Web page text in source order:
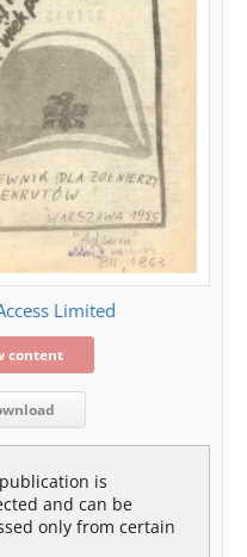
Limited
content
is
and can be
only from certain